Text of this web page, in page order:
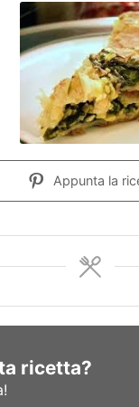
Appunta la
ricetta?